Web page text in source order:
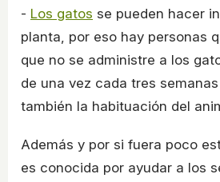
- Los gatos se pueden hacer
planta, por eso hay personas
que no se administre a los
de una vez cada tres
también la habituación del
Además y por si fuera poco
es conocida por ayudar a los